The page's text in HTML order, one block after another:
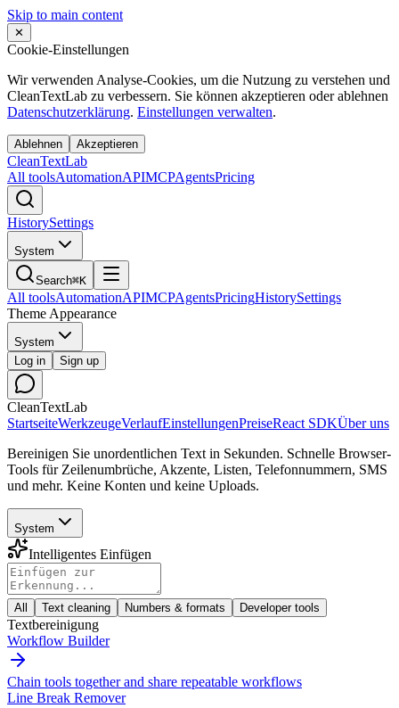
Skip to main content
✕
Cookie-Einstellungen
Wir verwenden Analyse-Cookies, um die Nutzung zu verstehen und
CleanTextLab zu verbessern. Sie können akzeptieren oder ablehnen
Datenschutzerklärung. Einstellungen verwalten.
Ablehnen Akzeptieren
CleanTextLab
All toolsAutomationAPIMCPAgentsPricing
HistorySettings
System
Search⌘K
All toolsAutomationAPIMCPAgentsPricingHistorySettings
Theme Appearance
System
Log in
Sign up
CleanTextLab
StartseiteWerkzeugeVerlaufEinstellungenPreiseReact SDKÜber uns
Bereinigen Sie unordentlichen Text in Sekunden. Schnelle Browser-
Tools für Zeilenumbrüche, Akzente, Listen, Telefonnummern, SMS
und mehr. Keine Konten und keine Uploads.
System
Intelligentes Einfügen
All Text cleaning Numbers & formats Developer tools
Textbereinigung
Workflow Builder
Chain tools together and share repeatable workflows
Line Break Remover